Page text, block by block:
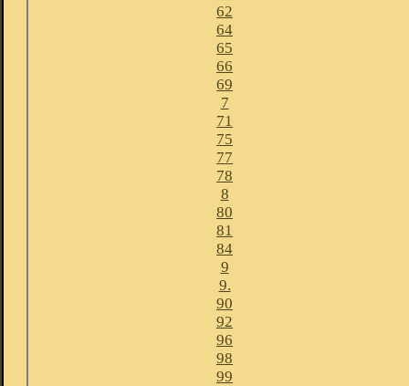
62
64
65
66
69
7
71
75
77
78
8
80
81
84
9
9.
90
92
96
98
99